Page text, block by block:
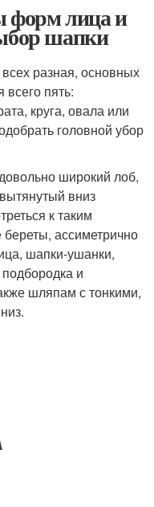
форм лица и
шапки
разная, основных
пять:
круга, овала или
головной убор
широкий лоб,
вниз
к таким
ассиметрично
шапки-ушанки,
и
шляпам с тонкими,